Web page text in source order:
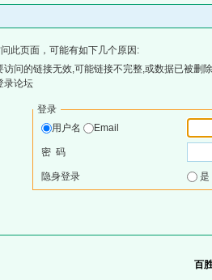
此页面，可能有如下几个原因:
问的链接无效,可能链接不完整,或数据已被删
录论坛
登录
用户名
Email
密 码
隐身登录
百